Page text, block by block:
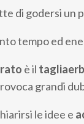
di godersi un
tempo ed
è il
grandi
le idee e